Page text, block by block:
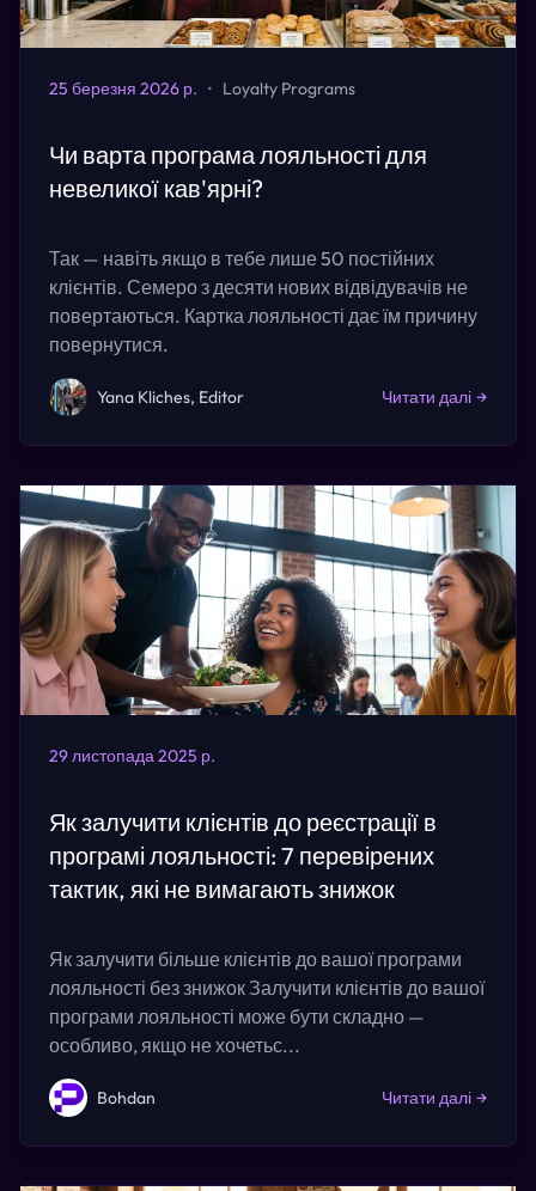
25 березня 2026 р. • Loyalty Programs
Чи варта програма лояльності для
невеликої кав'ярні?
Так — навіть якщо в тебе лише 50 постійних
клієнтів. Семеро з десяти нових відвідувачів не
повертаються. Картка лояльності дає їм причину
повернутися.
Yana Kliches, Editor Читати далі →
29 листопада 2025 р.
Як залучити клієнтів до реєстрації в
програмі лояльності: 7 перевірених
тактик, які не вимагають знижок
Як залучити більше клієнтів до вашої програми
лояльності без знижок Залучити клієнтів до вашої
програми лояльності може бути складно —
особливо, якщо не хочетьс...
Bohdan Читати далі →